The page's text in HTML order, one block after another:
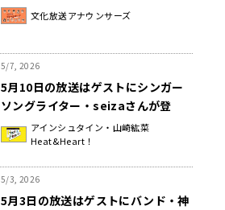
文化放送アナウンサーズ
5/7, 2026
5月10日の放送はゲストにシンガー
ソングライター・seizaさんが登
場！『アインシュタイン・山崎紘菜
Heat&Heart!』
アインシュタイン・山崎紘菜
Heat&Heart！
5/3, 2026
5月3日の放送はゲストにバンド・神